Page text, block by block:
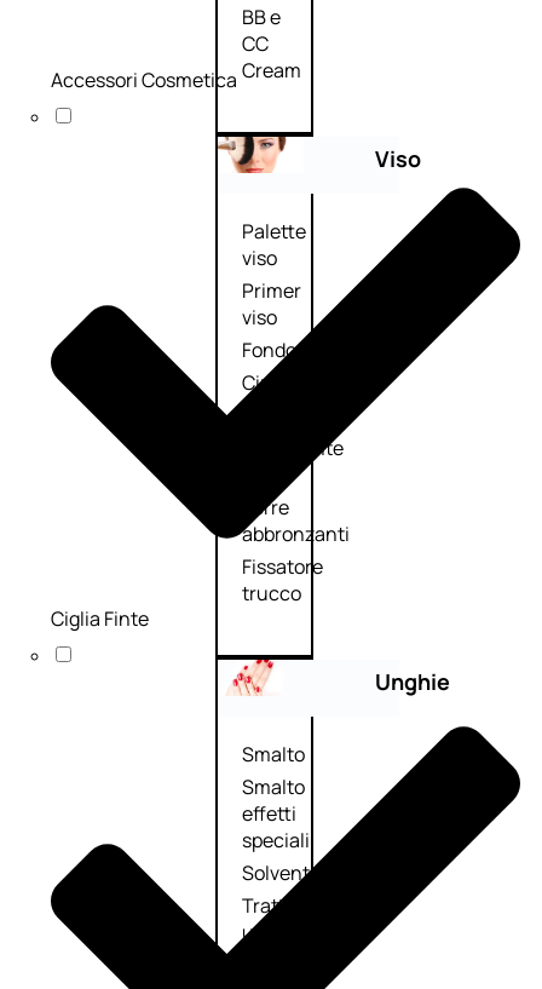
BB e
CC
Cream
Viso
Palette
viso
Primer
viso
Fondotinta
Cipria
Illuminante
Terre
abbronzanti
Fissatore
trucco
Unghie
Smalto
Smalto
effetti
speciali
Solvente
Trattamenti
unghie
Accessori Cosmetica
Ciglia Finte